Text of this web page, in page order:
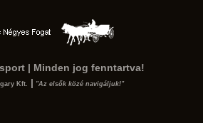
| Minden jog fenntartva!
Kft. | "Az elsők közé navigáljuk!"